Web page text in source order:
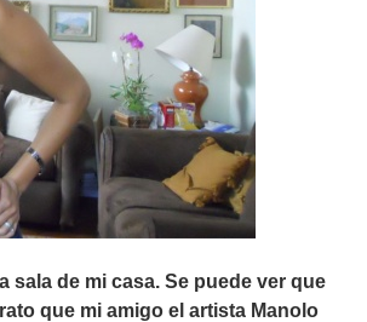
sala de mi casa. Se puede ver que
que mi amigo el artista Manolo